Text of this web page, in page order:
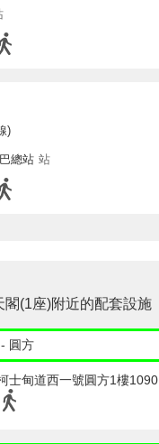
)
總站 站
閣(1座)附近的配套設施
圓方
士甸道西一號圓方1樓1090